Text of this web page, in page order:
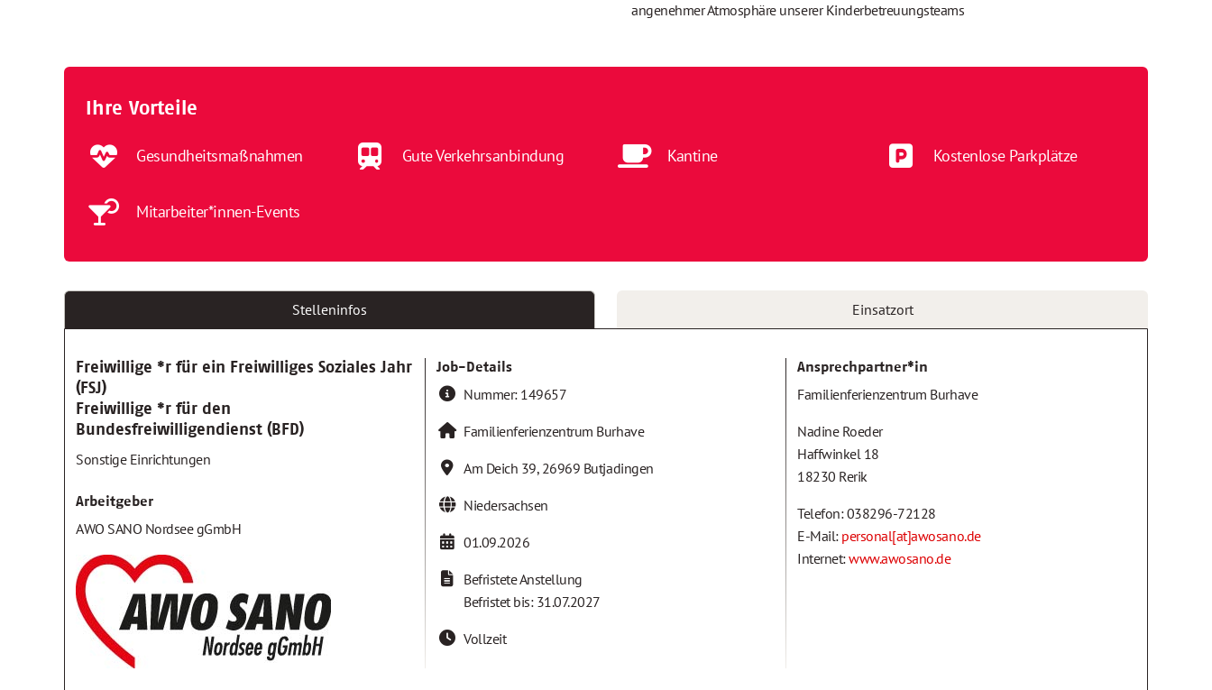
angenehmer Atmosphäre unserer Kinderbetreuungsteams
Ihre Vorteile
Gesundheitsmaßnahmen Gute Verkehrsanbindung Kantine Kostenlose Parkplätze
Mitarbeiter*innen-Events
Stelleninfos Einsatzort
Freiwillige *r für ein Freiwilliges Soziales Jahr
(FSJ)
Freiwillige *r für den
Bundesfreiwilligendienst (BFD)
Sonstige Einrichtungen
Arbeitgeber
AWO SANO Nordsee gGmbH
Job-Details
Nummer: 149657
Familienferienzentrum Burhave
Am Deich 39, 26969 Butjadingen
Niedersachsen
01.09.2026
Befristete Anstellung
Befristet bis: 31.07.2027
Vollzeit
Ansprechpartner*in
Familienferienzentrum Burhave
Nadine Roeder
Haffwinkel 18
18230 Rerik
Telefon: 038296-72128
E-Mail: personal[at]awosano.de
Internet:www.awosano.de